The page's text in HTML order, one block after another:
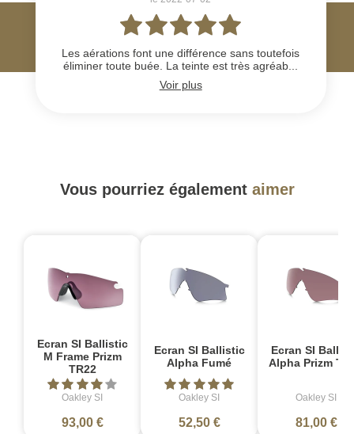
Les aérations font une différence sans toutefois
éliminer toute buée. La teinte est très agréab...
Voir plus
Vous pourriez également aimer
Ecran SI Ballistic
M Frame Prizm
TR22
Oakley SI
93,00 €
Ecran SI Ballistic
Alpha Fumé
Oakley SI
52,50 €
Ecran SI
Alpha Prizm
Oakley SI
81,00 €